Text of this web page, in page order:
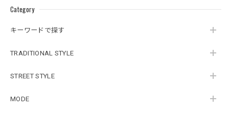
Category
キーワードで探す
TRADITIONAL STYLE
STREET STYLE
MODE